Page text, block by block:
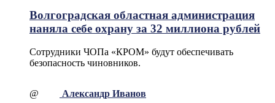
Волгоградская областная администрация
наняла себе охрану за 32 миллиона рублей
Сотрудники ЧОПа «КРОМ» будут обеспечивать
безопасность чиновников.
@ Александр Иванов